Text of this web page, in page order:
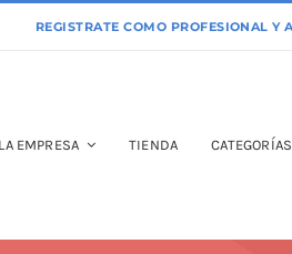
LA EMPRESA TIENDA CATEGORÍAS